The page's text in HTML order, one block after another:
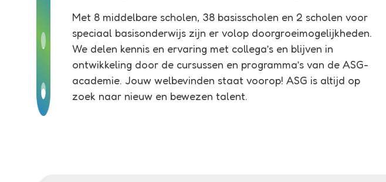
Met 8 middelbare scholen, 38 basisscholen en 2 scholen voor
speciaal basisonderwijs zijn er volop doorgroeimogelijkheden.
We delen kennis en ervaring met collega’s en blijven in
ontwikkeling door de cursussen en programma’s van de ASG-
academie. Jouw welbevinden staat voorop! ASG is altijd op
zoek naar nieuw en bewezen talent.